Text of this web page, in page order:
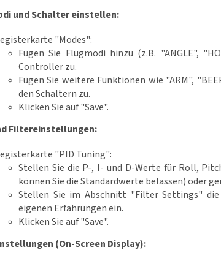
und Schalter einstellen:
"Modes":
Fügen Sie Flugmodi hinzu (z.B. "ANGLE",
Controller zu.
Fügen Sie weitere Funktionen wie "ARM",
den Schaltern zu.
Klicken Sie auf "Save".
Filtereinstellungen:
"PID Tuning":
Stellen Sie die P-, I- und D-Werte für Roll,
können Sie die Standardwerte belassen) oder
Stellen Sie im Abschnitt "Filter Settings"
eigenen Erfahrungen ein.
Klicken Sie auf "Save".
(On-Screen Display):